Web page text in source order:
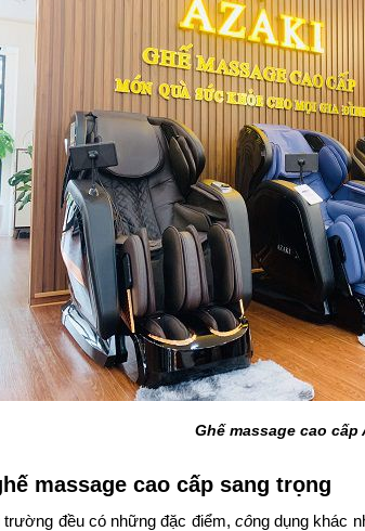
Ghế massage cao cấp
massage cao cấp sang trọng
trường đều có những đặc điểm, công dụng khác